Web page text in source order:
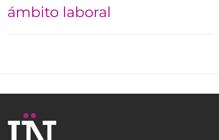
ámbito laboral